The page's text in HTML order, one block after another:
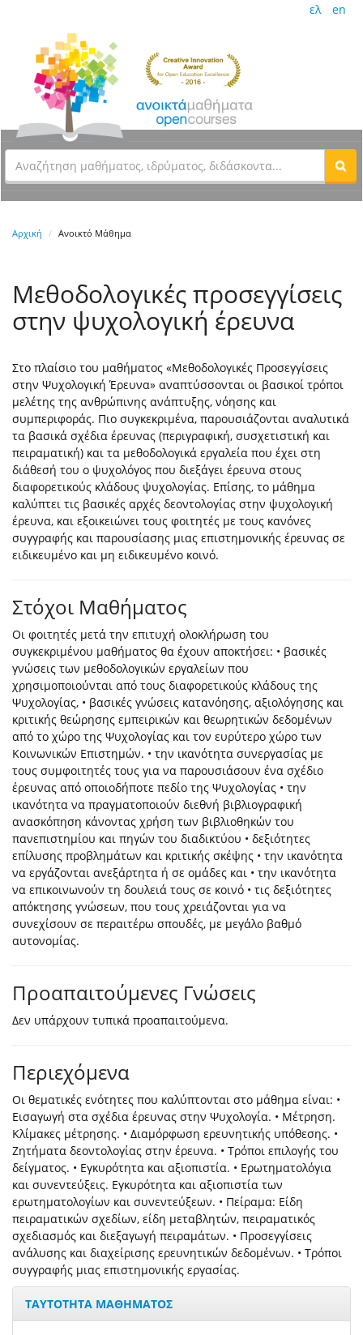
ελ en
Αρχική Ανοικτό Μάθημα
Μεθοδολογικές προσεγγίσεις
στην ψυχολογική έρευνα
Στο πλαίσιο του μαθήματος «Μεθοδολογικές Προσεγγίσεις
στην Ψυχολογική Έρευνα» αναπτύσσονται οι βασικοί τρόποι
μελέτης της ανθρώπινης ανάπτυξης, νόησης και
συμπεριφοράς. Πιο συγκεκριμένα, παρουσιάζονται αναλυτικά
τα βασικά σχέδια έρευνας (περιγραφική, συσχετιστική και
πειραματική) και τα μεθοδολογικά εργαλεία που έχει στη
διάθεσή του ο ψυχολόγος που διεξάγει έρευνα στους
διαφορετικούς κλάδους ψυχολογίας. Επίσης, το μάθημα
καλύπτει τις βασικές αρχές δεοντολογίας στην ψυχολογική
έρευνα, και εξοικειώνει τους φοιτητές με τους κανόνες
συγγραφής και παρουσίασης μιας επιστημονικής έρευνας σε
ειδικευμένο και μη ειδικευμένο κοινό.
Στόχοι Μαθήματος
Οι φοιτητές μετά την επιτυχή ολοκλήρωση του
συγκεκριμένου μαθήματος θα έχουν αποκτήσει: • βασικές
γνώσεις των μεθοδολογικών εργαλείων που
χρησιμοποιούνται από τους διαφορετικούς κλάδους της
Ψυχολογίας, • βασικές γνώσεις κατανόησης, αξιολόγησης και
κριτικής θεώρησης εμπειρικών και θεωρητικών δεδομένων
από το χώρο της Ψυχολογίας και τον ευρύτερο χώρο των
Κοινωνικών Επιστημών. • την ικανότητα συνεργασίας με
τους συμφοιτητές τους για να παρουσιάσουν ένα σχέδιο
έρευνας από οποιοδήποτε πεδίο της Ψυχολογίας • την
ικανότητα να πραγματοποιούν διεθνή βιβλιογραφική
ανασκόπηση κάνοντας χρήση των βιβλιοθηκών του
πανεπιστημίου και πηγών του διαδικτύου • δεξιότητες
επίλυσης προβλημάτων και κριτικής σκέψης • την ικανότητα
να εργάζονται ανεξάρτητα ή σε ομάδες και • την ικανότητα
να επικοινωνούν τη δουλειά τους σε κοινό • τις δεξιότητες
απόκτησης γνώσεων, που τους χρειάζονται για να
συνεχίσουν σε περαιτέρω σπουδές, με μεγάλο βαθμό
αυτονομίας.
Προαπαιτούμενες Γνώσεις
Δεν υπάρχουν τυπικά προαπαιτούμενα.
Περιεχόμενα
Οι θεματικές ενότητες που καλύπτονται στο μάθημα είναι: •
Εισαγωγή στα σχέδια έρευνας στην Ψυχολογία. • Μέτρηση.
Κλίμακες μέτρησης. • Διαμόρφωση ερευνητικής υπόθεσης. •
Ζητήματα δεοντολογίας στην έρευνα. • Τρόποι επιλογής του
δείγματος. • Εγκυρότητα και αξιοπιστία. • Ερωτηματολόγια
και συνεντεύξεις. Εγκυρότητα και αξιοπιστία των
ερωτηματολογίων και συνεντεύξεων. • Πείραμα: Είδη
πειραματικών σχεδίων, είδη μεταβλητών, πειραματικός
σχεδιασμός και διεξαγωγή πειραμάτων. • Προσεγγίσεις
ανάλυσης και διαχείρισης ερευνητικών δεδομένων. • Τρόποι
συγγραφής μιας επιστημονικής εργασίας.
ΤΑΥΤΟΤΗΤΑ ΜΑΘΗΜΑΤΟΣ